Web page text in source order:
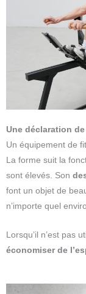
Une déclaration
Un équipement de
La forme suit la
sont élevés. Son
font un objet de
n’importe quel
Lorsqu’il n’est pas
économiser de